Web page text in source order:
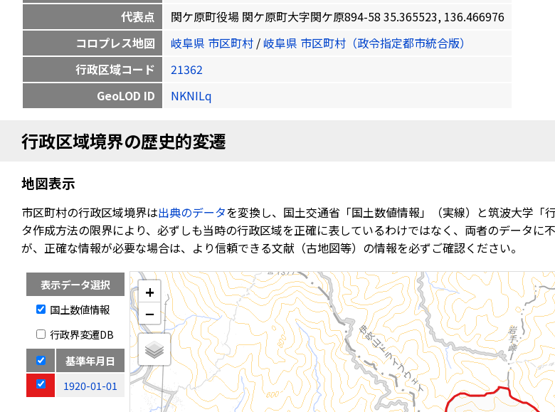
代表点
関ケ原町役場 関ケ原町大字関ケ原894-58 35.365523, 136.466976
コロプレス地図
岐阜県 市区町村 /岐阜県 市区町村（政令指定都市統合版）
行政区域コード
21362
GeoLOD ID
NKNILq
行政区域境界の歴史的変遷
地図表示
市区町村の行政区域境界は出典のデータを変換し、国土交通省「国土数値情報」（実線）と筑波大学「
タ作成方法の限界により、必ずしも当時の行政区域を正確に表しているわけではなく、両者のデータ
が、正確な情報が必要な場合は、より信頼できる文献（古地図等）の情報を必ずご確認ください。
表示データ選択
国土数値情報
行政界変遷DB
基準年月日
1920-01-01
+
−